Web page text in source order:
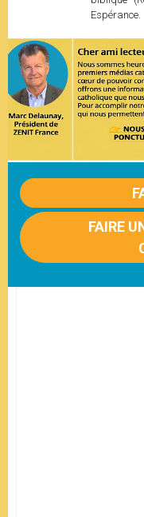
Espérance.
FAIRE